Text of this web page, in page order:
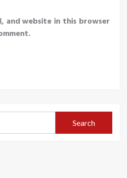
and website in this browser